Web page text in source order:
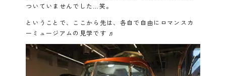
ついていませんでした…笑。
ということで、ここから先は、各自で自由にロマンスカ
ーミュージアムの見学です ♬